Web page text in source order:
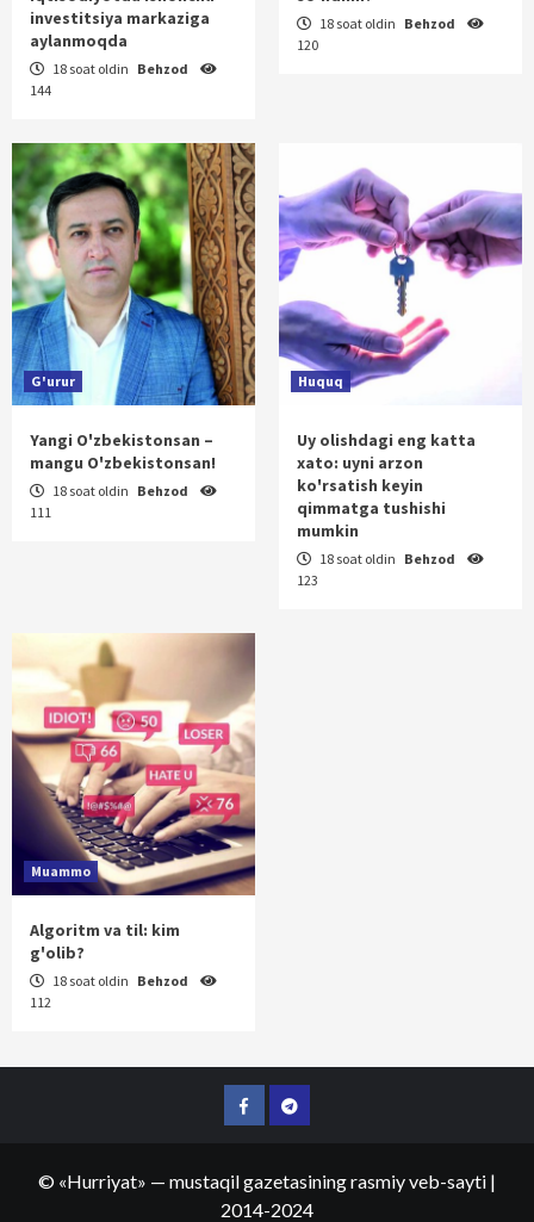
investitsiya markaziga
aylanmoqda
18 soat oldin Behzod
144
18 soat oldin Behzod
120
G'urur
Yangi O'zbekistonsan –
mangu O'zbekistonsan!
18 soat oldin Behzod
111
Huquq
Uy olishdagi eng katta
xato: uyni arzon
ko'rsatish keyin
qimmatga tushishi
mumkin
18 soat oldin Behzod
123
Muammo
Algoritm va til: kim
g'olib?
18 soat oldin Behzod
112
FacebookTelegram
© «Hurriyat» — mustaqil gazetasining rasmiy veb-sayti |
2014-2024